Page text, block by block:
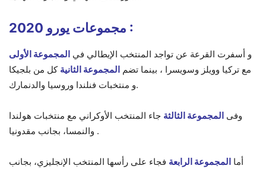
مجموعات يورو 2020 :
و أسفرت القرعة عن تواجد المنتخب الإيطالي في المجموعة الأولى
مع تركيا وويلز وسويسرا ، بينما تضم المجموعة الثانية كل من بلجيكا
و منتخبات فنلندا وروسيا والدنمارك.
وفى المجموعة الثالثة جاء المنتخب الأوكراني مع منتخبات هولندا
والنمسا، بجانب مقدونيا .
أما المجموعة الرابعة فجاء على رأسها المنتخب الإنجليزي، بجانب